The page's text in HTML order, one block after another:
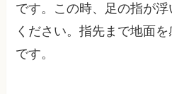
です。この時、足の指が
ください。指先まで地面
です。